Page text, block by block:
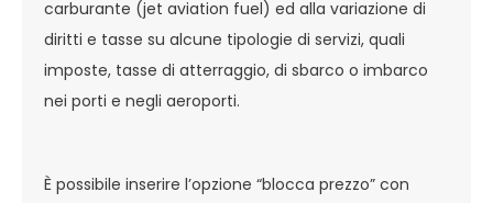
carburante (jet aviation fuel) ed alla variazione di
diritti e tasse su alcune tipologie di servizi, quali
imposte, tasse di atterraggio, di sbarco o imbarco
nei porti e negli aeroporti.
È possibile inserire l’opzione “blocca prezzo” con